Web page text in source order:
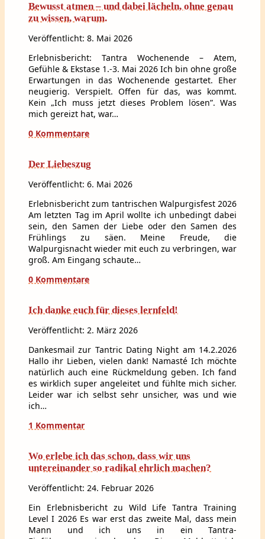
Bewusst atmen – und dabei lächeln, ohne genau
zu wissen, warum.
Veröffentlicht: 8. Mai 2026
Erlebnisbericht: Tantra Wochenende – Atem,
Gefühle & Ekstase 1.-3. Mai 2026 Ich bin ohne große
Erwartungen in das Wochenende gestartet. Eher
neugierig. Verspielt. Offen für das, was kommt.
Kein „Ich muss jetzt dieses Problem lösen”. Was
mich gereizt hat, war…
0 Kommentare
Der Liebeszug
Veröffentlicht: 6. Mai 2026
Erlebnisbericht zum tantrischen Walpurgisfest 2026
Am letzten Tag im April wollte ich unbedingt dabei
sein, den Samen der Liebe oder den Samen des
Frühlings zu säen. Meine Freude, die
Walpurgisnacht wieder mit euch zu verbringen, war
groß. Am Eingang schaute…
0 Kommentare
Ich danke euch für dieses lernfeld!
Veröffentlicht: 2. März 2026
Dankesmail zur Tantric Dating Night am 14.2.2026
Hallo ihr Lieben, vielen dank! Namasté Ich möchte
natürlich auch eine Rückmeldung geben. Ich fand
es wirklich super angeleitet und fühlte mich sicher.
Leider war ich selbst sehr unsicher, was und wie
ich…
1 Kommentar
Wo erlebe ich das schon, dass wir uns
untereinander so radikal ehrlich machen?
Veröffentlicht: 24. Februar 2026
Ein Erlebnisbericht zu Wild Life Tantra Training
Level I 2026 Es war erst das zweite Mal, dass mein
Mann und ich uns in ein Tantra-